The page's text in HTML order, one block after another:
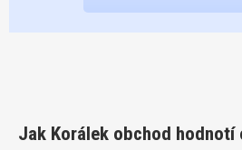
Jak Korálek obchod